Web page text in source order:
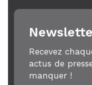
Recevez
actus de
manquer !